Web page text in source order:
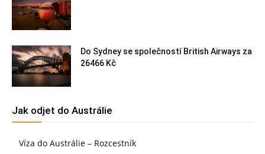
Do Sydney se společností British Airways za
26466 Kč
Jak odjet do Austrálie
Víza do Austrálie – Rozcestník